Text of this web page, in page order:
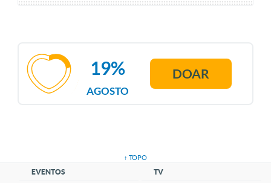
AGOSTO
19% DOAR
↑ TOPO
EVENTOS TV